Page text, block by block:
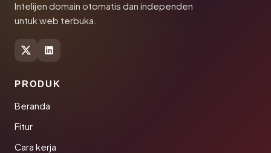
Intelijen domain otomatis dan independen
untuk web terbuka.
PRODUK
Beranda
Fitur
Cara kerja